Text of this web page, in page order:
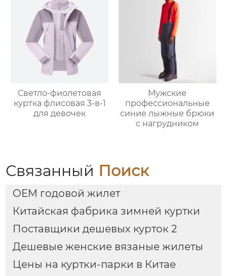
Светло-фиолетовая
куртка флисовая 3-в-1
для девочек
Мужские
профессиональные
синие лыжные брюки
с нагрудником
Связанный Поиск
OEM годовой жилет
Китайская фабрика зимней куртки
Поставщики дешевых курток 2
Дешевые женские вязаные жилеты
Цены на куртки-парки в Китае